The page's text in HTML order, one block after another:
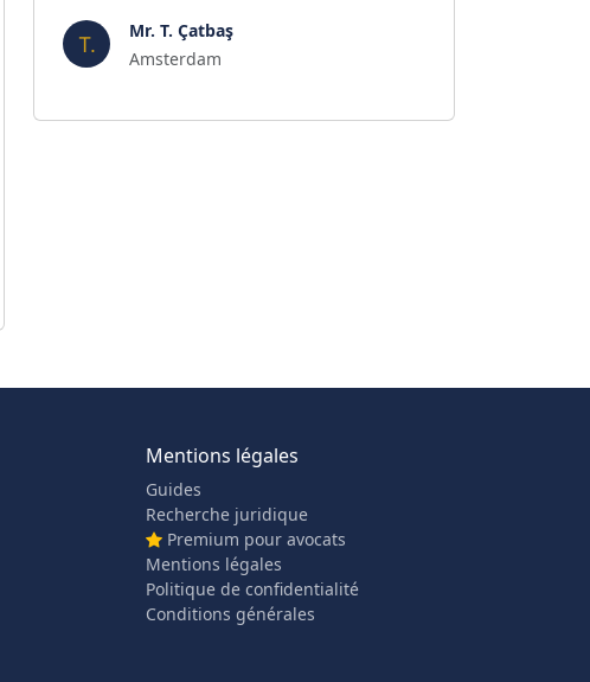
Mr. T. Çatbaş
Amsterdam
Mentions légales
Guides
Recherche juridique
Premium pour avocats
Mentions légales
Politique de confidentialité
Conditions générales